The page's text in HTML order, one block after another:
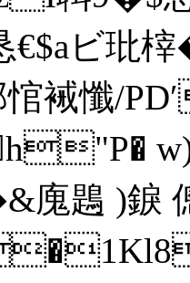
€$aビ
悺裓懺/
鶗 )錑